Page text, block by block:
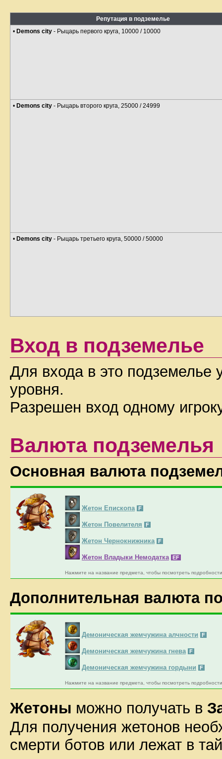
Репутация в подземелье
• Demons city - Рыцарь первого круга, 10000 / 10000
• Demons city - Рыцарь второго круга, 25000 / 24999
• Demons city - Рыцарь третьего круга, 50000 / 50000
Вход в подземелье
Для входа в это подземелье
уровня.
Разрешен вход одному
Валюта подземелья
Основная валюта
Жетон Епископа F
Жетон Повелителя F
Жетон Чернокнижника F
Жетон Владыки Немодатка EF
Нажмите на название предмета, чтобы посмотреть
Дополнительная валюта
Демоническая жемчужина алчности F
Демоническая жемчужина гнева F
Демоническая жемчужина гордыни F
Нажмите на название предмета, чтобы посмотреть
Жетоны можно получать в
Для получения жетонов
смерти ботов или лежат в